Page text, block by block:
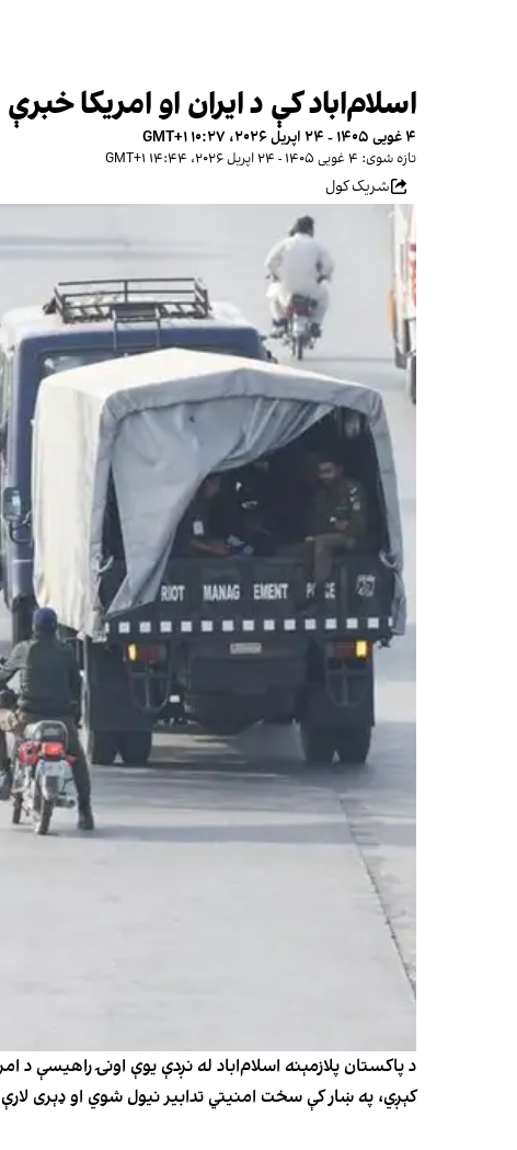
اسلام‌اباد کې د ایران او امریکا
۴ غویی ۱۴۰۵ - ۲۴ اپریل ۲۰۲۶، ۱۰:۲۷ GMT+۱
تازه شوی: ۴ غویی ۱۴۰۵ - ۲۴ اپریل ۲۰۲۶، ۱۴:۴۴ GMT+۱
شریک کول
د پاکستان پلازمېنه اسلام‌اباد له نږدې یوې اونۍ راهیسې
کېږي، په ښار کې سخت امنیتي تدابیر نیول شوي او ډېری